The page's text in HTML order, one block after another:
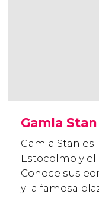
Gamla Stan
Gamla Stan
Estocolmo y
Conoce sus
y la famosa